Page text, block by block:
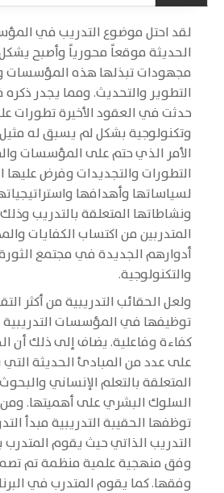
لقد احتل موضوع التدريب في
الحديثة موقعاً محورياً وأصبح
مجهودات تبذلها هذه المؤسسات
التطوير والتحديث. ومما يجدر
حدثت في العقود الأخيرة تطورات
وتكنولوجية بشكل لم يسبق له
الأمر الذي حتم على المؤسسات
التطورات والتجديدات وفرض عليها
لسياساتها وأهدافها
ونشاطاتها المتعلقة بالتدريب
المتدربين من اكتساب الكفايات
أدوارهم الجديدة في مجتمع
والتكنولوجية.
ولعل الحقائب التدريبية من أكثر
توظيفها في المؤسسات التدريبية
كفاءة وفاعلية. يضاف إلى ذلك أن
على عدد من المبادئ الحديثة
المتعلقة بالتعلم الإنساني
السلوك البشري على أهميتها.
توظفها الحقيبة التدريبية مبدأ
التدريب الذاتي حيث يقوم
وفق منهجية علمية منظمة تم
وفقها. كما يقوم المتدرب في